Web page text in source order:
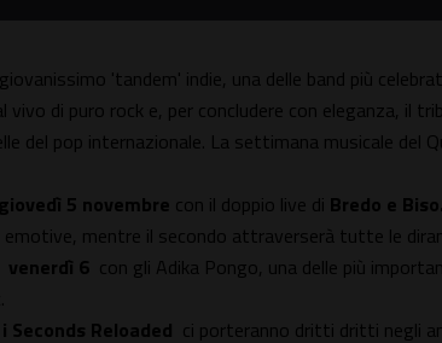
'tandem' indie, una delle band più
vivo di puro rock e, per concludere con eleganza, il
del pop internazionale. La settimana musicale del
giovedì 5 novembre con il doppio live di Bredo e Biso.
mentre il secondo attraverserà tutte le
venerdì 6 con gli Adika Pongo, una delle più
Seconds Reloaded ci porteranno dritti dritti negli